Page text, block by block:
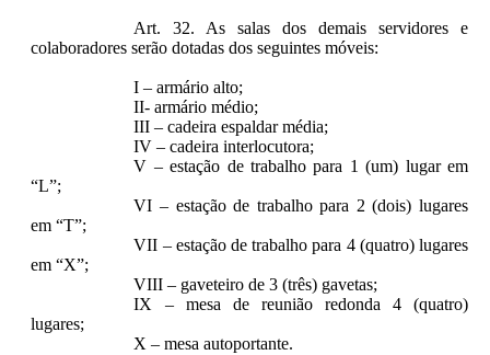
Art. 32. As salas dos demais servidores e
colaboradores serão dotadas dos seguintes móveis:
I – armário alto;
II- armário médio;
III – cadeira espaldar média;
IV – cadeira interlocutora;
V – estação de trabalho para 1 (um) lugar em
“L”;
VI – estação de trabalho para 2 (dois) lugares
em “T”;
VII – estação de trabalho para 4 (quatro) lugares
em “X”;
VIII – gaveteiro de 3 (três) gavetas;
IX – mesa de reunião redonda 4 (quatro)
lugares;
X – mesa autoportante.